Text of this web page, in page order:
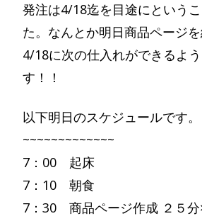
発注は4/18迄を目途にという
た。なんとか明日商品ページを
4/18に次の仕入れができるよ
す！！
以下明日のスケジュールです。
~~~~~~~~~~~~~
7：00 起床
7：10 朝食
7：30 商品ページ作成 ２５分